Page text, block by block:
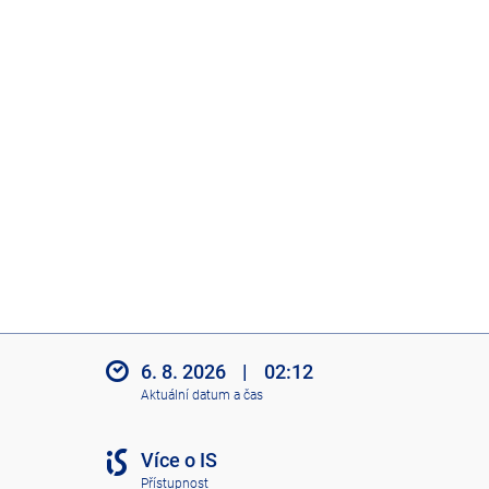
6. 8. 2026 | 02:12
Aktuální datum a čas
Více o IS
Přístupnost